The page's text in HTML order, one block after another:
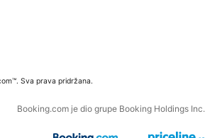
Sva prava pridržana.
Booking.com je dio grupe Booking Holdings